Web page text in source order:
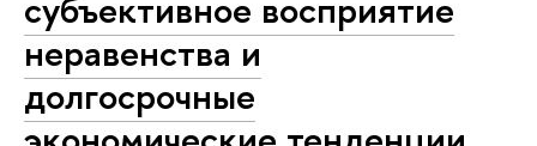
неравенства и
долгосрочные